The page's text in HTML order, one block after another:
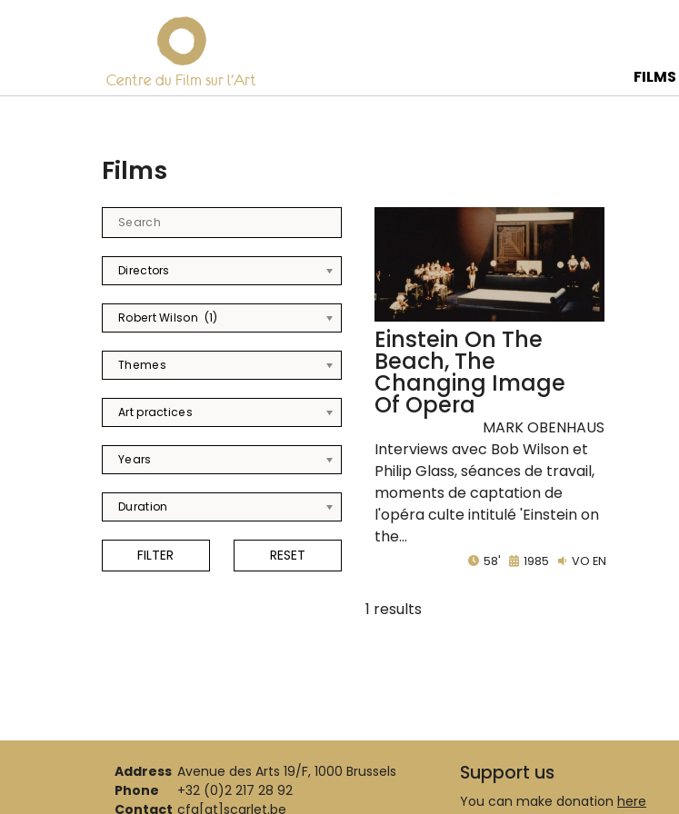
Centre du Film sur l’Art FILMS
Films
Directors
Robert Wilson (1)
Themes
Art practices
Years
Duration
Einstein On The
Beach, The
Changing Image
Of Opera
MARK OBENHAUS
Interviews avec Bob Wilson et
Philip Glass, séances de travail,
moments de captation de
l'opéra culte intitulé 'Einstein on
the...
58' 1985 VO EN
1 results
Address Avenue des Arts 19/F, 1000 Brussels
Phone
+32 (0)2 217 28 92
Contact cfa[at]scarlet.be
Support us
You can make donation here